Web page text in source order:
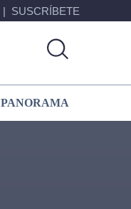
SUSCRÍBETE
PANORAMA